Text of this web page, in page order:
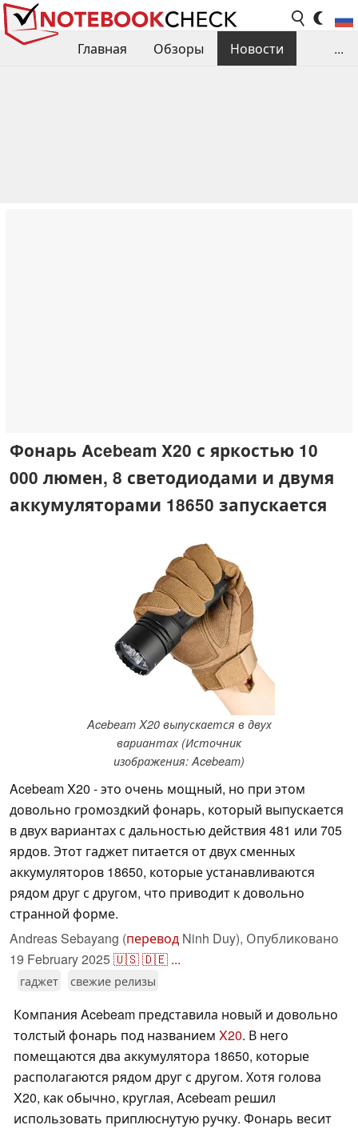
Главная Обзоры
Новости
...
Фонарь Acebeam X20 с яркостью 10
000 люмен, 8 светодиодами и двумя
аккумуляторами 18650 запускается
Acebeam X20 выпускается в двух
вариантах (Источник
изображения: Acebeam)
Acebeam X20 - это очень мощный, но при этом
довольно громоздкий фонарь, который выпускается
в двух вариантах с дальностью действия 481 или 705
ярдов. Этот гаджет питается от двух сменных
аккумуляторов 18650, которые устанавливаются
рядом друг с другом, что приводит к довольно
странной форме.
Andreas Sebayang (перевод Ninh Duy), Опубликовано
19 February 2025🇺🇸🇩🇪 ...
гаджет свежие релизы
Компания Acebeam представила новый и довольно
толстый фонарь под названием X20. В него
помещаются два аккумулятора 18650, которые
располагаются рядом друг с другом. Хотя голова
X20, как обычно, круглая, Acebeam решил
использовать приплюснутую ручку. Фонарь весит